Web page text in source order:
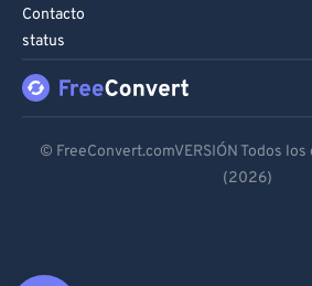
Contacto
status
Español
© FreeConvert.comVERSIÓN Todos
(2026)